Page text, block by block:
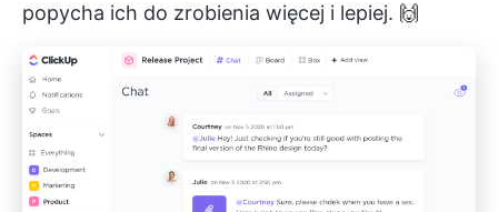
popycha ich do zrobienia więcej i lepiej. 🙌